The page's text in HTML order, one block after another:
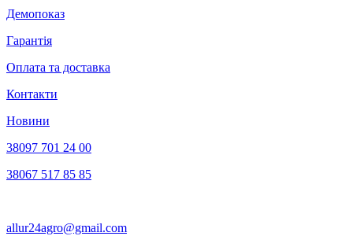
Демопоказ
Гарантія
Оплата та доставка
Контакти
Новини
38097 701 24 00
38067 517 85 85
allur24agro@gmail.com